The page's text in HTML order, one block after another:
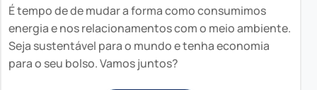
É tempo de de mudar a forma como consumimos
energia e nos relacionamentos com o meio ambiente.
Seja sustentável para o mundo e tenha economia
para o seu bolso. Vamos juntos?